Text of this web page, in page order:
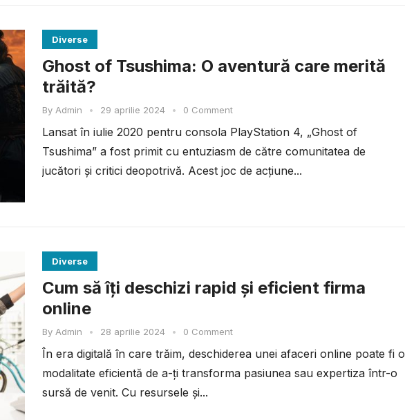
Diverse
Ghost of Tsushima: O aventură care merită
trăită?
By Admin • 29 aprilie 2024 • 0 Comment
Lansat în iulie 2020 pentru consola PlayStation 4, „Ghost of
Tsushima” a fost primit cu entuziasm de către comunitatea de
jucători și critici deopotrivă. Acest joc de acțiune...
Diverse
Cum să îți deschizi rapid și eficient firma
online
By Admin • 28 aprilie 2024 • 0 Comment
În era digitală în care trăim, deschiderea unei afaceri online poate fi o
modalitate eficientă de a-ți transforma pasiunea sau expertiza într-o
sursă de venit. Cu resursele și...